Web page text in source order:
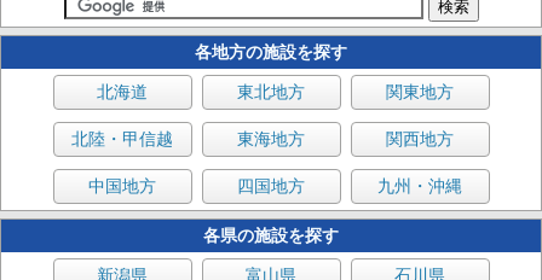
各地方の施設を探す
北海道 東北地方 関東地方
北陸・甲信越 東海地方 関西地方
中国地方 四国地方 九州・沖縄
各県の施設を探す
新潟県 富山県 石川県